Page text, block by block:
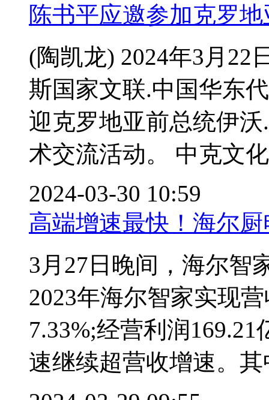
陈书平应邀参加克罗
(陶凯龙) 2024年3月22
斯国家文联.中国华东
迎克罗地亚前总统伊
术交流活动。 中克文
2024-03-30 10:59
高端增速最快！海尔
3月27日晚间，海尔智
2023年海尔智家实现
7.33%;经营利润
速继续超营收增速。